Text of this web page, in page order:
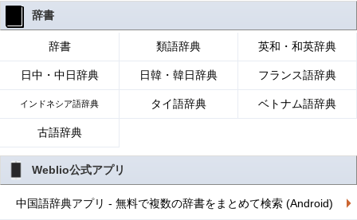
辞書
辞書 類語辞典 英和・和英辞典
日中・中日辞典 日韓・韓日辞典 フランス語辞典
インドネシア語辞典 タイ語辞典 ベトナム語辞典
古語辞典
Weblio公式アプリ
中国語辞典アプリ - 無料で複数の辞書をまとめて検索 (Android)